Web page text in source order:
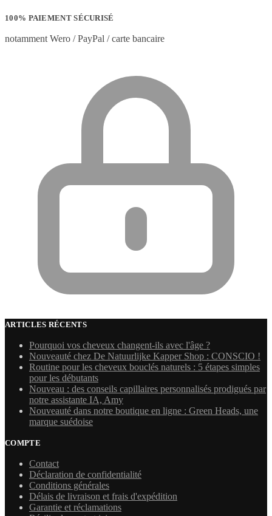
100% PAIEMENT SÉCURISÉ
notamment Wero / PayPal / carte bancaire
ARTICLES RÉCENTS
Pourquoi vos cheveux changent-ils avec l'âge ?
Nouveauté chez De Natuurlijke Kapper Shop : CONSCIO !
Routine pour les cheveux bouclés naturels : 5 étapes simples
pour les débutants
Nouveau : des conseils capillaires personnalisés prodigués par
notre assistante IA, Amy
Nouveauté dans notre boutique en ligne : Green Heads, une
marque suédoise
COMPTE
Contact
Déclaration de confidentialité
Conditions générales
Délais de livraison et frais d'expédition
Garantie et réclamations